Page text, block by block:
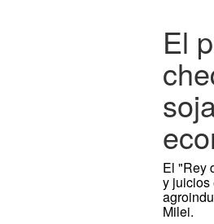
El
El "Rey
y juicios
Milei.